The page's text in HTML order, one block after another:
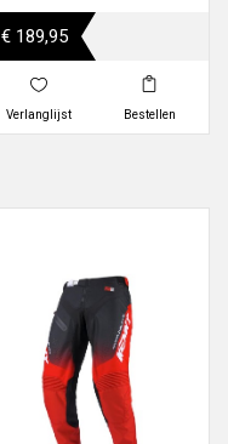
€ 189,95
Verlanglijst Bestellen